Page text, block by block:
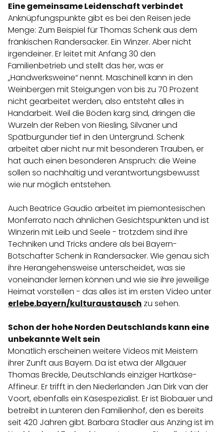
Eine gemeinsame Leidenschaft verbindet
Anknüpfungspunkte gibt es bei den Reisen jede
Menge: Zum Beispiel für Thomas Schenk aus dem
fränkischen Randersacker. Ein Winzer. Aber nicht
irgendeiner. Er leitet mit Anfang 30 den
Familienbetrieb und stellt das her, was er
„Handwerksweine“ nennt. Maschinell kann in den
Weinbergen mit Steigungen von bis zu 70 Prozent
nicht gearbeitet werden, also entsteht alles in
Handarbeit. Weil die Böden karg sind, dringen die
Wurzeln der Reben von Riesling, Silvaner und
Spätburgunder tief in den Untergrund. Schenk
arbeitet aber nicht nur mit besonderen Trauben, er
hat auch einen besonderen Anspruch: die Weine
sollen so nachhaltig und verantwortungsbewusst
wie nur möglich entstehen.
Auch Beatrice Gaudio arbeitet im piemontesischen
Monferrato nach ähnlichen Gesichtspunkten und ist
Winzerin mit Leib und Seele - trotzdem sind ihre
Techniken und Tricks andere als bei Bayern-
Botschafter Schenk in Randersacker. Wie genau sich
ihre Herangehensweise unterscheidet, was sie
voneinander lernen können und wie sie ihre jeweilige
Heimat vorstellen - das alles ist im ersten Video unter
erlebe.bayern/kulturaustausch zu sehen.
Schon der hohe Norden Deutschlands kann eine
unbekannte Welt sein
Monatlich erscheinen weitere Videos mit Meistern
ihrer Zunft aus Bayern. Da ist etwa der Allgäuer
Thomas Breckle, Deutschlands einziger Hartkäse-
Affineur. Er trifft in den Niederlanden Jan Dirk van der
Voort, ebenfalls ein Käsespezialist. Er ist Biobauer und
betreibt in Lunteren den Familienhof, den es bereits
seit 420 Jahren gibt. Barbara Stadler aus Anzing ist im